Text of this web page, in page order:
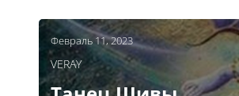
Февраль 11, 2023
VERAY